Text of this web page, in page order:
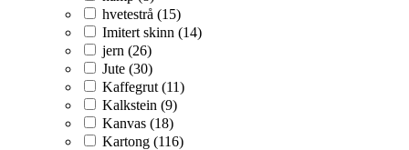
hvetestrå (15)
Imitert skinn (14)
jern (26)
Jute (30)
Kaffegrut (11)
Kalkstein (9)
Kanvas (18)
Kartong (116)